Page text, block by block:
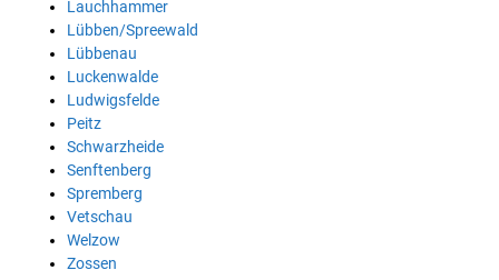
Lauchhammer
Lübben/Spreewald
Lübbenau
Luckenwalde
Ludwigsfelde
Peitz
Schwarzheide
Senftenberg
Spremberg
Vetschau
Welzow
Zossen